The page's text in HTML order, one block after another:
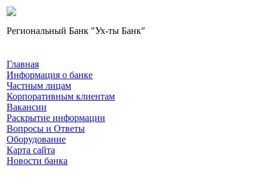
Региональный Банк "Ух-ты Банк"
Главная
Информация о банке
Частным лицам
Корпоративным клиентам
Вакансии
Раскрытие информации
Вопросы и Ответы
Оборудование
Карта сайта
Новости банка